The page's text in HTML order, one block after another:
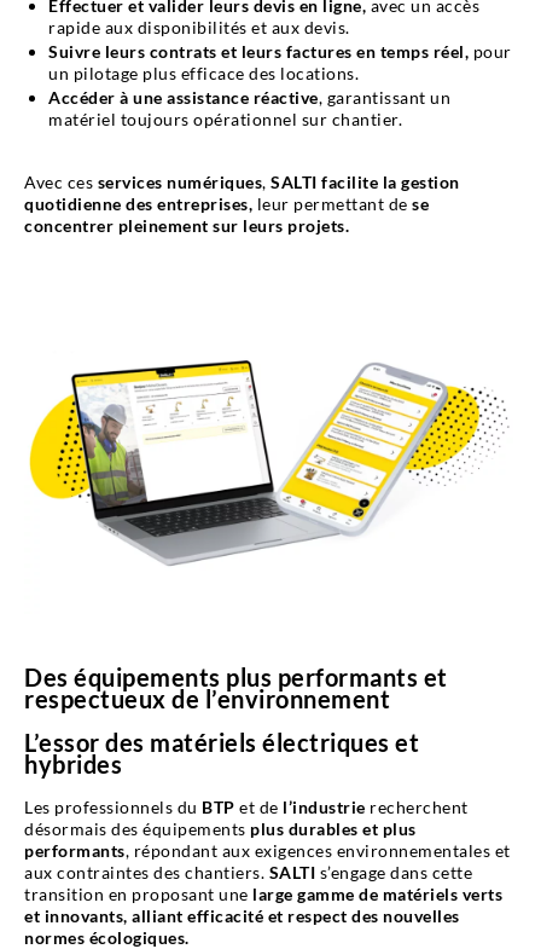
Effectuer et valider leurs devis en ligne, avec un accès
rapide aux disponibilités et aux devis.
Suivre leurs contrats et leurs factures en temps réel, pour
un pilotage plus efficace des locations.
Accéder à une assistance réactive, garantissant un
matériel toujours opérationnel sur chantier.
Avec ces services numériques, SALTI facilite la gestion
quotidienne des entreprises, leur permettant de se
concentrer pleinement sur leurs projets.
Des équipements plus performants et
respectueux de l’environnement
L’essor des matériels électriques et
hybrides
Les professionnels du BTP et de l’industrie recherchent
désormais des équipements plus durables et plus
performants, répondant aux exigences environnementales et
aux contraintes des chantiers. SALTI s’engage dans cette
transition en proposant une large gamme de matériels verts
et innovants, alliant efficacité et respect des nouvelles
normes écologiques.